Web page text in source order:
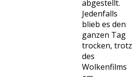
abgestellt.
Jedenfalls
blieb es den
ganzen Tag
trocken, trotz
des
Wolkenfilms